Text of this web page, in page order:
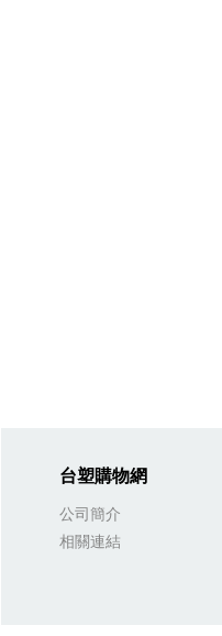
台塑購物網
公司簡介
相關連結